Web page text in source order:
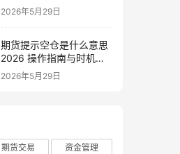
2026年5月29日
期货提示空仓是什么意思
2026 操作指南与时机把
握
2026年5月29日
期货交易
资金管理